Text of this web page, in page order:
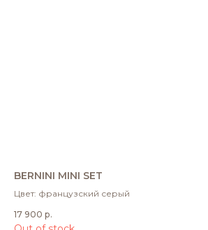
BERNINI MINI SET
Цвет: французский серый
17 900 р.